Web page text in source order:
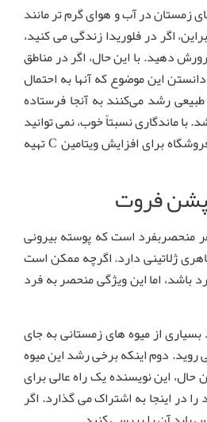
زمستان در آب و هوای گرم تر مانند
اگر در فلوریدا زندگی می کنید،
دهید. با این حال، اگر در مناطق
این موضوع که آنها به احتمال
رشد می‌کنند به آنجا فرستاده
با ماندگاری نسبتاً خوب، نمی توانید
اشتباه کنید که این را از فروشگاه برای افزایش ویتامین C تهیه
پشن فروت
منحصربفرد است که پوسته بیرونی
ژلاتینی دارد. اگرچه ممکن است
باشد، اما این ویژگی منحصر به فرد
بسیاری از میوه های زمستانی به جای
دوم اینکه برخی رشد این میوه
حال، این نویسنده یک راه عالی برای
در اینجا به اشتراک می گذارد. اگر